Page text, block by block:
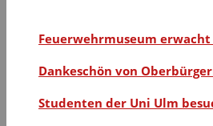
Feuerwehrmuseum
Dankeschön von
Studenten der Uni Ulm